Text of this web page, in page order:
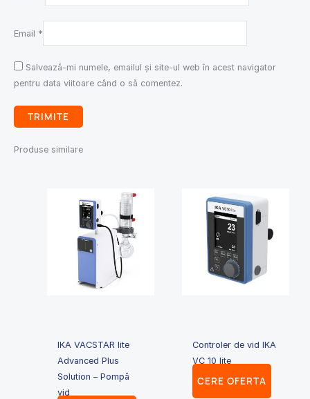
Email *
Salvează-mi numele, emailul și site-ul web în acest navigator
pentru data viitoare când o să comentez.
Produse similare
IKA VACSTAR lite
Advanced Plus
Solution – Pompă
vid
Controler de vid IKA
VC 10 lite
CERE OFERTA